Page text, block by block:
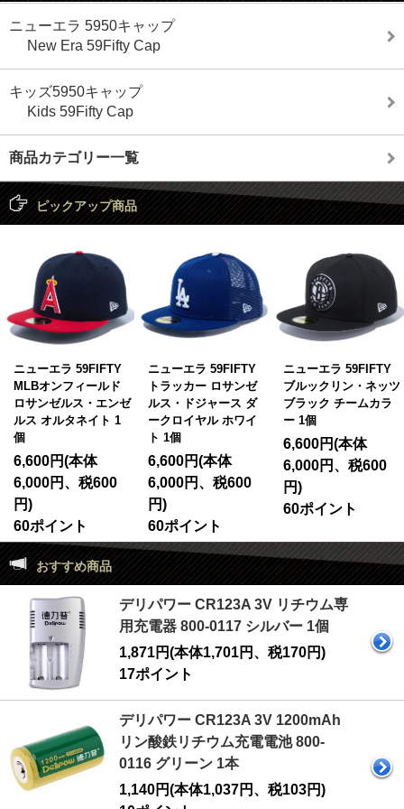
ニューエラ 5950キャップ
New Era 59Fifty Cap
キッズ5950キャップ
Kids 59Fifty Cap
商品カテゴリー一覧
ピックアップ商品
ニューエラ 59FIFTY
MLBオンフィールド
ロサンゼルス・エンゼ
ルス オルタネイト 1
個
6,600円(本体
6,000円、税600
円)
60ポイント
ニューエラ 59FIFTY
トラッカー ロサンゼ
ルス・ドジャース ダ
ークロイヤル ホワイ
ト 1個
6,600円(本体
6,000円、税600
円)
60ポイント
ニューエラ 59FIFTY
ブルックリン・ネッツ
ブラック チームカラ
ー 1個
6,600円(本体
6,000円、税600
円)
60ポイント
おすすめ商品
デリパワー CR123A 3V リチウム専
用充電器 800-0117 シルバー 1個
1,871円(本体1,701円、税170円)
17ポイント
デリパワー CR123A 3V 1200mAh
リン酸鉄リチウム充電電池 800-
0116 グリーン 1本
1,140円(本体1,037円、税103円)